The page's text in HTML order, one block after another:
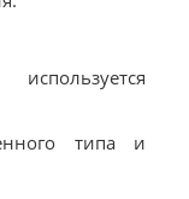
типа и